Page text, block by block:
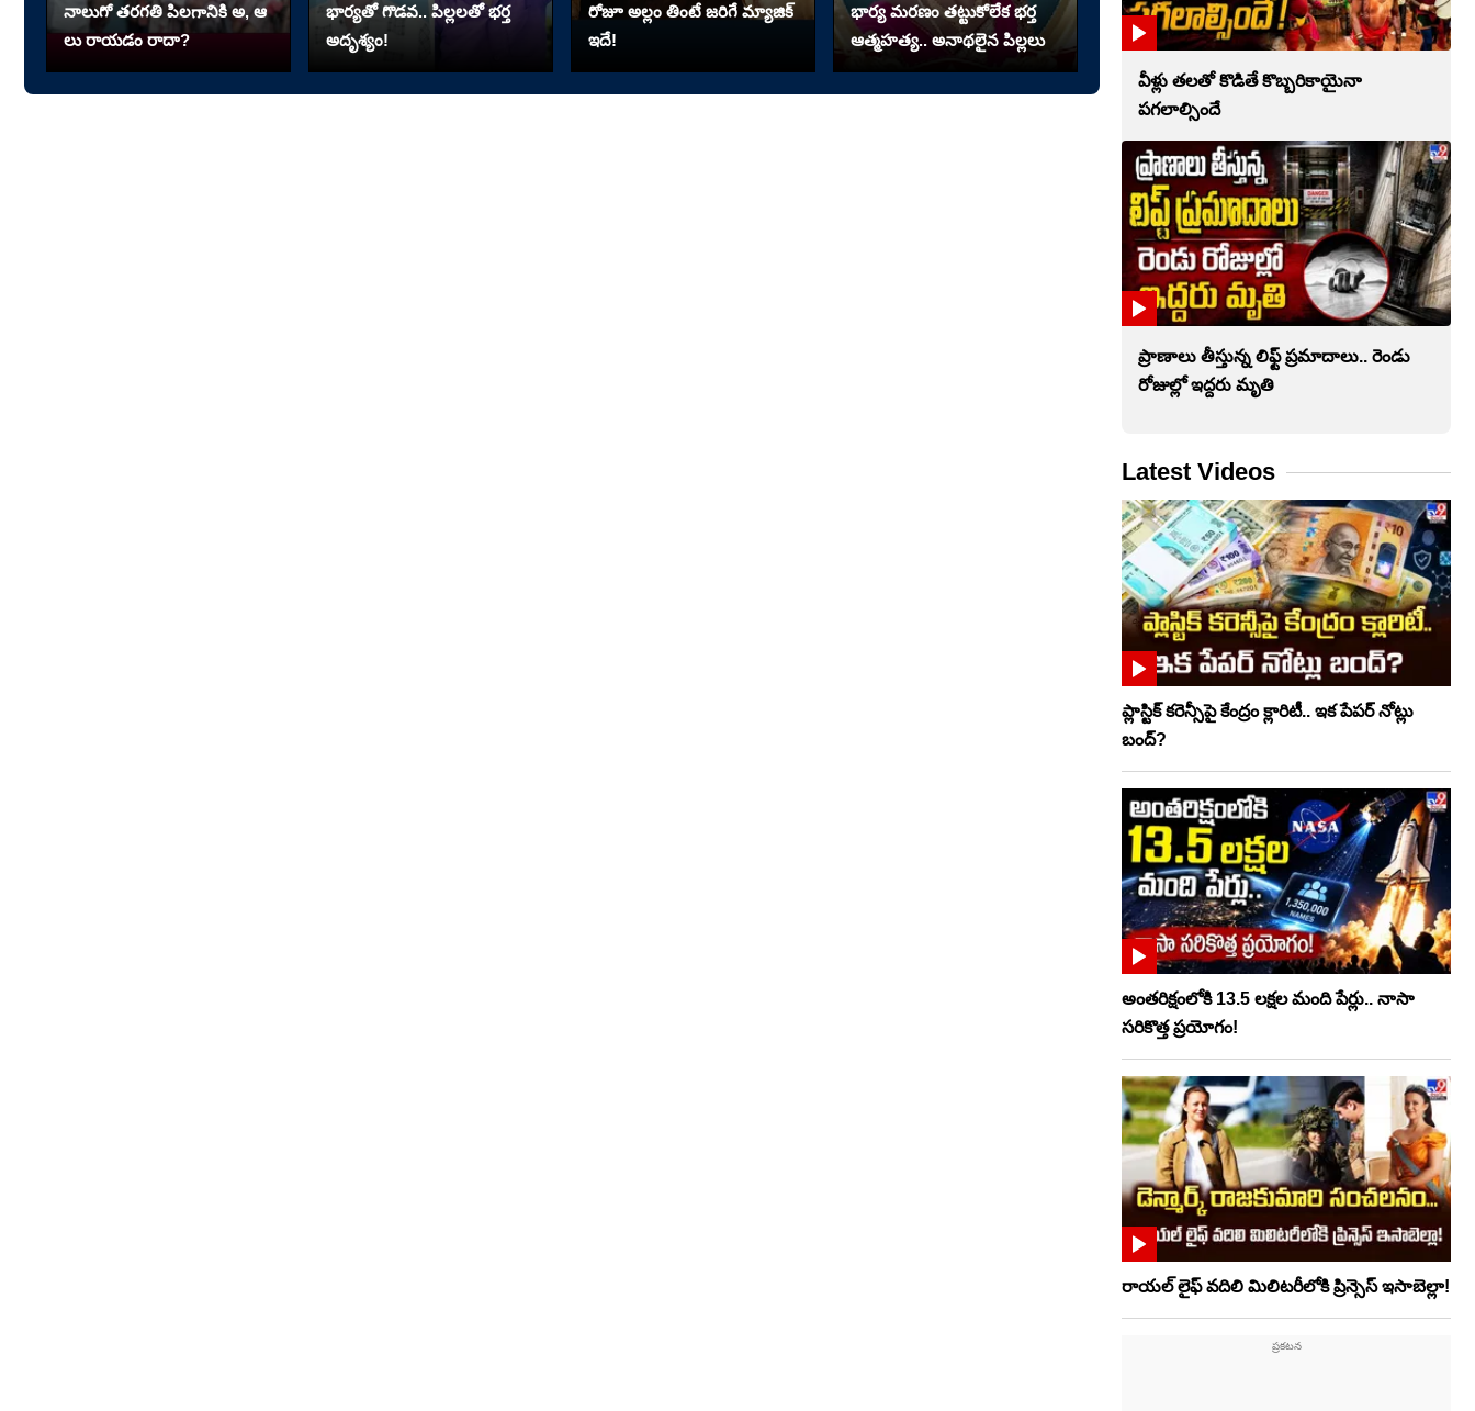
నాలుగో త‌ర‌గతి పిలగానికి అ, ఆ
లు రాయ‌డం రాదా?
భార్యతో గొడవ.. పిల్లలతో భర్త
అదృశ్యం!
రోజూ అల్లం తింటే జరిగే మ్యాజిక్
ఇదే!
భార్య మరణం తట్టుకోలేక భర్త
ఆత్మహత్య.. అనాథలైన పిల్లలు
వీళ్లు తలతో కొడితే కొబ్బరికాయైనా
పగలాల్సిందే
ప్రాణాలు తీస్తున్న లిఫ్ట్‌ ప్రమాదాలు.. రెండు
రోజుల్లో ఇద్దరు మృతి
Latest Videos
ప్లాస్టిక్‌ కరెన్సీపై కేంద్రం క్లారిటీ.. ఇక పేపర్‌ నోట్లు
బంద్‌?
అంతరిక్షంలోకి 13.5 లక్షల మంది పేర్లు.. నాసా
సరికొత్త ప్రయోగం!
రాయల్ లైఫ్ వదిలి మిలిటరీలోకి ప్రిన్సెస్ ఇసాబెల్లా!